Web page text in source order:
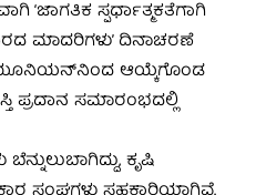
ಸ್ಪರ್ಧಾತ್ಮಕತೆಗಾಗಿ
ಮಾದರಿಗಳು’ ದಿನಾಚರಣೆ
ಯೂನಿಯನ್‌ನಿಂದ ಆಯ್ಕೆಗೊಂಡ
ಪ್ರದಾನ ಸಮಾರಂಭದಲ್ಲಿ
ಕೃಷಿ